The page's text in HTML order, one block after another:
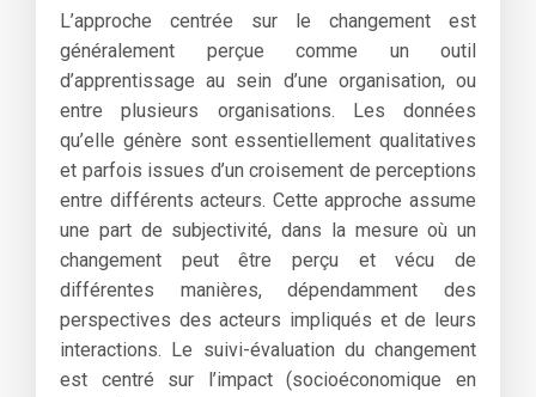
L’approche centrée sur le changement est
généralement perçue comme un outil
d’apprentissage au sein d’une organisation, ou
entre plusieurs organisations. Les données
qu’elle génère sont essentiellement qualitatives
et parfois issues d’un croisement de perceptions
entre différents acteurs. Cette approche assume
une part de subjectivité, dans la mesure où un
changement peut être perçu et vécu de
différentes manières, dépendamment des
perspectives des acteurs impliqués et de leurs
interactions. Le suivi-évaluation du changement
est centré sur l’impact (socioéconomique en